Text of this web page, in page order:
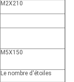
M2X210
M5X150
Le nombre d'étoiles